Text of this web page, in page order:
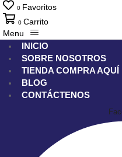
0 Favoritos
0 Carrito
Menu
INICIO
SOBRE NOSOTROS
TIENDA COMPRA AQUÍ
BLOG
CONTÁCTENOS